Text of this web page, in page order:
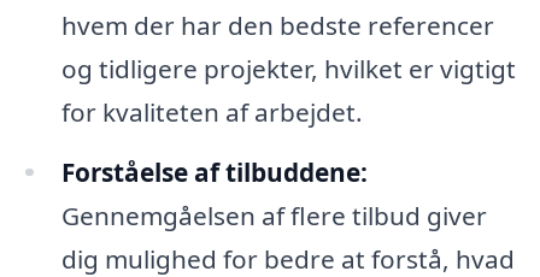
hvem der har den bedste referencer
og tidligere projekter, hvilket er vigtigt
for kvaliteten af arbejdet.
Forståelse af tilbuddene:
Gennemgåelsen af flere tilbud giver
dig mulighed for bedre at forstå, hvad